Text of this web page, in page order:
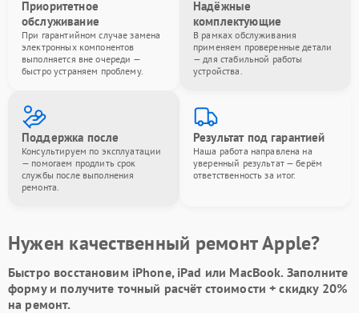
Приоритетное
обслуживание
При гарантийном случае замена
электронных компонентов
выполняется вне очереди —
быстро устраняем проблему.
Надёжные
комплектующие
В рамках обслуживания
применяем проверенные детали
— для стабильной работы
устройства.
Поддержка после
Консультируем по эксплуатации
— помогаем продлить срок
службы после выполнения
ремонта.
Результат под гарантией
Наша работа направлена на
уверенный результат — берём
ответственность за итог.
Нужен качественный ремонт Apple?
Быстро восстановим iPhone, iPad или MacBook. Заполните
формуи получите точный расчёт стоимости +скидку 20%
на ремонт.